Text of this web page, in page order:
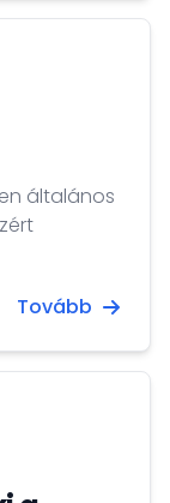
általános
Tovább